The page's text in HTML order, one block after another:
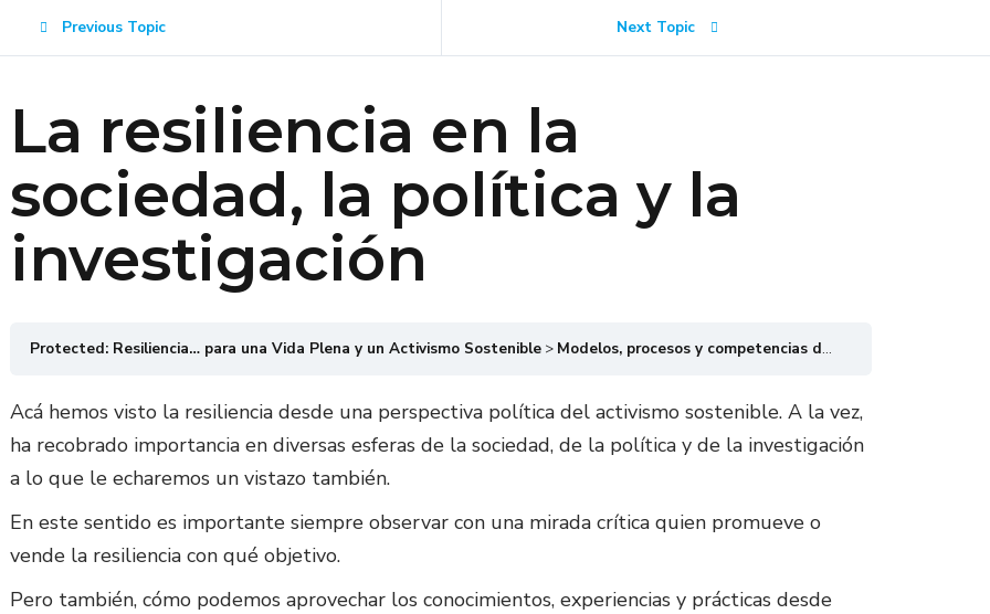
Previous Topic Next Topic
La resiliencia en la
sociedad, la política y la
investigación
Protected: Resiliencia… para una Vida Plena y un Activismo Sostenible Modelos, procesos y competencias de resiliencia – EN PROCESO
Acá hemos visto la resiliencia desde una perspectiva política del activismo sostenible. A la vez,
ha recobrado importancia en diversas esferas de la sociedad, de la política y de la investigación
a lo que le echaremos un vistazo también.
En este sentido es importante siempre observar con una mirada crítica quien promueve o
vende la resiliencia con qué objetivo.
Pero también, cómo podemos aprovechar los conocimientos, experiencias y prácticas desde